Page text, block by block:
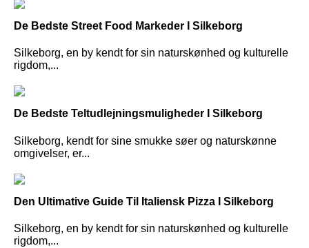
De Bedste Street Food Markeder I Silkeborg
Silkeborg, en by kendt for sin naturskønhed og kulturelle
rigdom,...
De Bedste Teltudlejningsmuligheder I Silkeborg
Silkeborg, kendt for sine smukke søer og naturskønne
omgivelser, er...
Den Ultimative Guide Til Italiensk Pizza I Silkeborg
Silkeborg, en by kendt for sin naturskønhed og kulturelle
rigdom,...